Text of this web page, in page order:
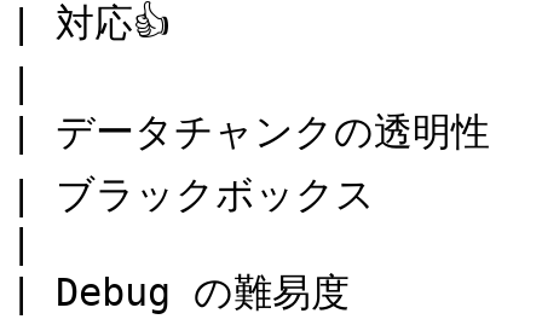
| 対応👍
| データチャンクの透明
| ブラックボックス
| Debug の難易度